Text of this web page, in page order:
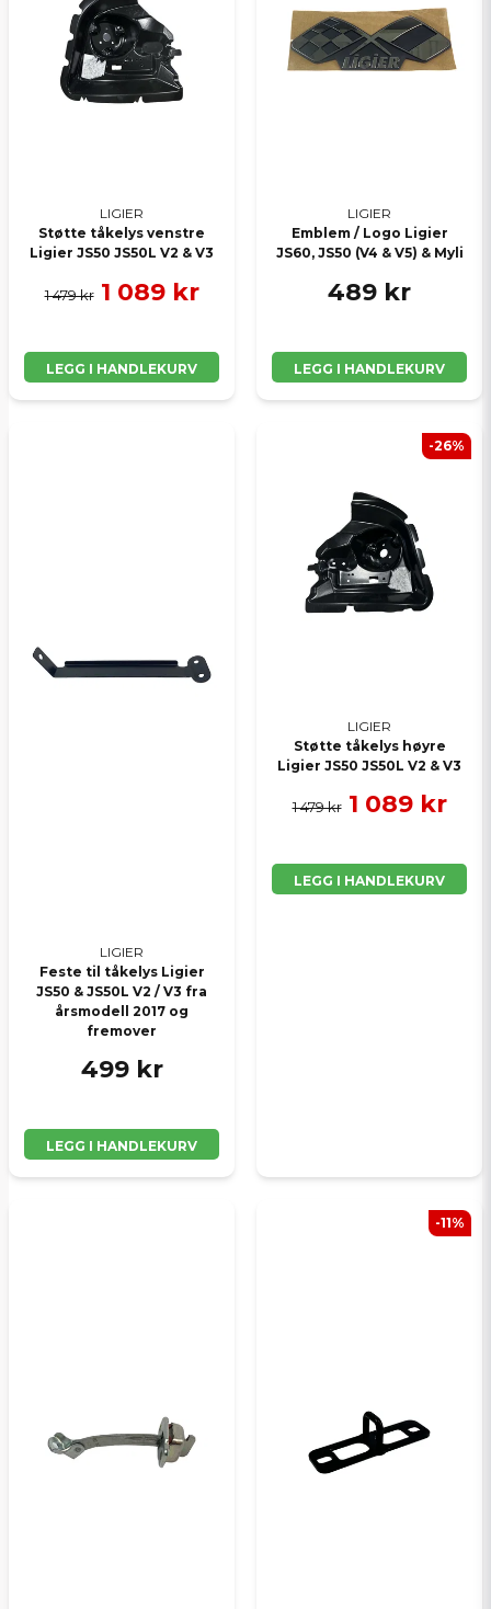
LIGIER
Støtte tåkelys venstre
Ligier JS50 JS50L V2 & V3
1 479 kr 1 089 kr
LEGG I HANDLEKURV
LIGIER
Emblem / Logo Ligier
JS60, JS50 (V4 & V5) & Myli
489 kr
LEGG I HANDLEKURV
LIGIER
Feste til tåkelys Ligier
JS50 & JS50L V2 / V3 fra
årsmodell 2017 og
fremover
499 kr
LEGG I HANDLEKURV
LIGIER
Støtte tåkelys høyre
Ligier JS50 JS50L V2 & V3
1 479 kr 1 089 kr
LEGG I HANDLEKURV
-26%
-11%
Ja, jeg får publisert min forespørsel
Send spørsmål